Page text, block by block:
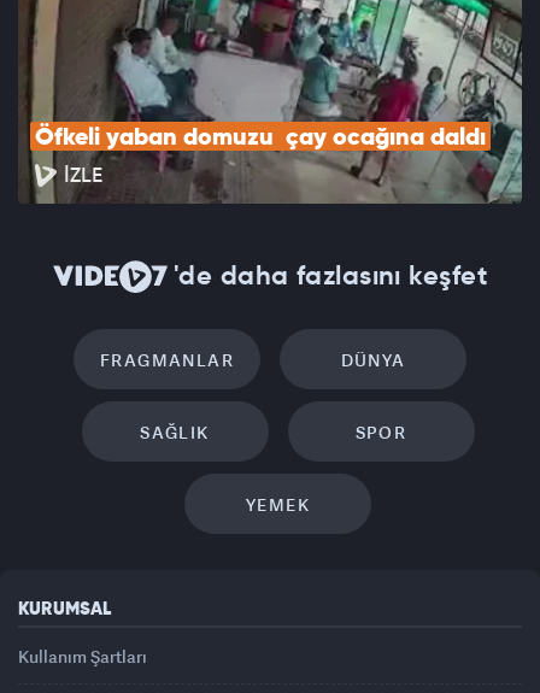
Öfkeli yaban domuzu  çay ocağına daldı
İZLE
'de daha fazlasını keşfet
FRAGMANLAR DÜNYA
SAĞLIK SPOR
YEMEK
KURUMSAL
Kullanım Şartları